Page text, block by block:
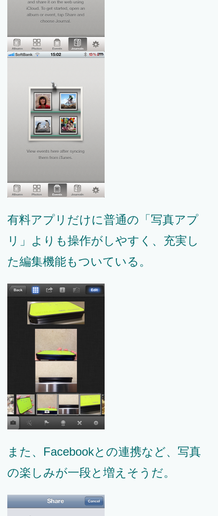
有料アプリだけに普通の「写真アプ
リ」よりも操作がしやすく、充実し
た編集機能もついている。
また、Facebookとの連携など、写真
の楽しみが一段と増えそうだ。